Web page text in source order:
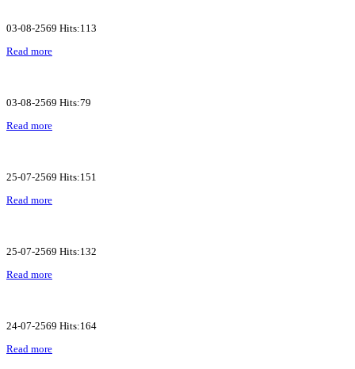
03-08-2569 Hits:113
Read more
03-08-2569 Hits:79
Read more
25-07-2569 Hits:151
Read more
25-07-2569 Hits:132
Read more
24-07-2569 Hits:164
Read more